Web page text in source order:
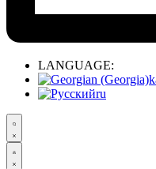
LANGUAGE:
ru